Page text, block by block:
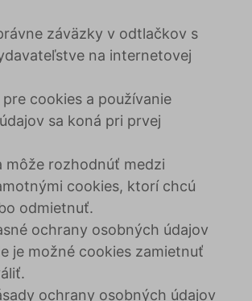
záväzky v odtlačkov s
na internetovej
cookies a používanie
sa koná pri prvej
môže rozhodnúť medzi
cookies, ktorí chcú
odmietnuť.
ochrany osobných údajov
je možné cookies zamietnuť
ochrany osobných údajov